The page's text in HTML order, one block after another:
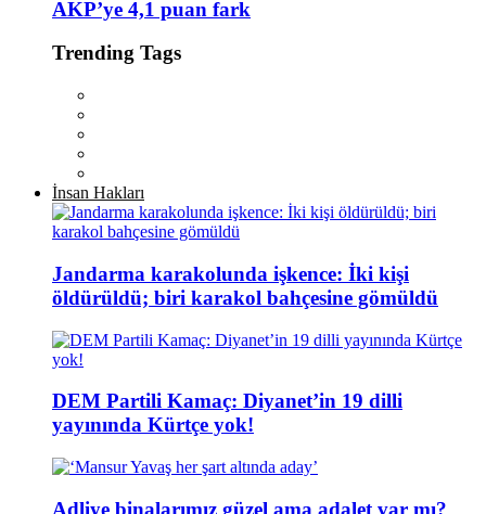
AKP’ye 4,1 puan fark
Trending Tags
İnsan Hakları
Jandarma karakolunda işkence: İki kişi
öldürüldü; biri karakol bahçesine gömüldü
DEM Partili Kamaç: Diyanet’in 19 dilli
yayınında Kürtçe yok!
Adliye binalarımız güzel ama adalet var mı?